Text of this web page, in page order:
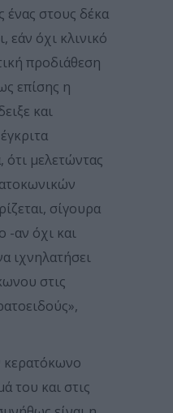
ένας στους δέκα
εάν όχι κλινικό
προδιάθεση
επίσης η
και
ότι μελετώντας
σίγουρα
-αν όχι και
ιχνηλατήσει
στις
του και στις